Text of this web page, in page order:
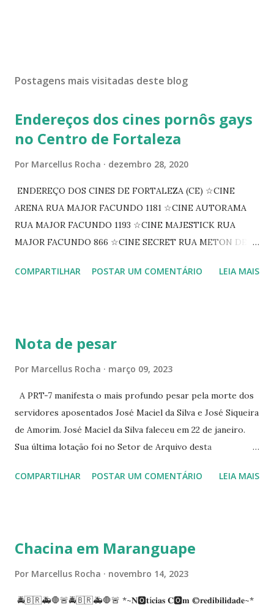
Postagens mais visitadas deste blog
Endereços dos cines pornôs gays
no Centro de Fortaleza
Por Marcellus Rocha dezembro 28, 2020
ENDEREÇO DOS CINES DE FORTALEZA (CE) ☆CINE
ARENA RUA MAJOR FACUNDO 1181 ☆CINE AUTORAMA
RUA MAJOR FACUNDO 1193 ☆CINE MAJESTICK RUA
MAJOR FACUNDO 866 ☆CINE SECRET RUA METON DE
PEIXOTO 1307 ☆CINE IRIS RUA FLORIANO PEIXOTO 1206
☆CINE VIP CLUBE RUA 24 DE MAIO 825 ☆CINE ECLIPSE
COMPARTILHAR POSTAR UM COMENTÁRIO LEIA MAIS
Nota de pesar
Por Marcellus Rocha março 09, 2023
A PRT-7 manifesta o mais profundo pesar pela morte dos
servidores aposentados José Maciel da Silva e José Siqueira
de Amorim. José Maciel da Silva faleceu em 22 de janeiro.
Sua última lotação foi no Setor de Arquivo desta
Siqueira Amorim faleceu em 28 de fevereiro e encerrou a
enquanto atuaram nesta instituição.
COMPARTILHAR POSTAR UM COMENTÁRIO LEIA MAIS
Chacina em Maranguape
Por Marcellus Rocha novembro 14, 2023
🚔🇧🇷🚑🛑🚨🚔🇧🇷🚑🛑🚨 *~𝐍🅾️𝐭í𝐜𝐢𝐚𝐬 𝐂🅾️𝐦 ©️𝐫𝐞𝐝𝐢𝐛𝐢𝐥𝐢𝐝𝐚𝐝𝐞~*